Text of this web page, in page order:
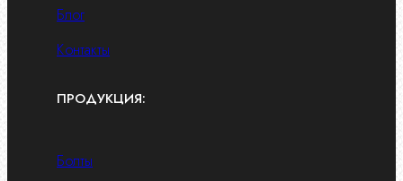
Блог
Контакты
ПРОДУКЦИЯ:
Болты